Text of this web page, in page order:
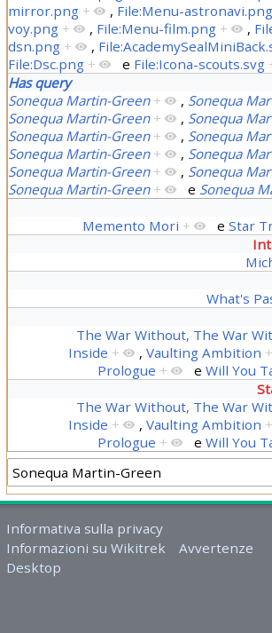
mirror.png + , File:Menu-astronavi.png
voy.png + , File:Menu-film.png + ,
dsn.png + ,
File:Dsc.png + e File:Icona-scouts.svg
Has query
Sonequa Martin-Green + , Sonequa
Sonequa Martin-Green + , Sonequa
Sonequa Martin-Green + , Sonequa
Sonequa Martin-Green + , Sonequa
Sonequa Martin-Green + , Sonequa
Sonequa Martin-Green + e Sonequa
Memento Mori + eStar
What's
The War Without, The War
Inside + ,Vaulting Ambition +
Prologue + eWill You
The War Without, The War
Inside + ,Vaulting Ambition +
Prologue + eWill You
Informativa sulla privacy
Informazioni su Wikitrek
Avvertenze
Desktop